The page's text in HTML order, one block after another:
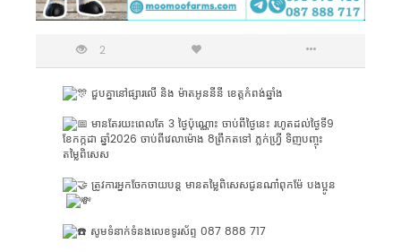
2
ជួបគ្នានៅផ្សារលេី និង​ ម៉ាតអូននីនី​ ខេត្តកំពង់ឆ្នាំង
​ មាន​តែរយះពេលតែ​ 3​ ថ្ងៃប៉ុណ្ណោះ​ ចាប់ពីថ្ងៃនេះ រហូត​ដល់​ថ្ងៃ​ទី​9​
ខែកក្កដា​ ឆ្នាំ​2026​ ចាប់ពីវេលា​ម៉ោង​ 8ព្រឹក​តទៅ​ ភ្លក់ហ្រ្វី ទិញបញ្ចុះ
តម្លៃពិសេស
ត្រូវការអ្នកចែកចាយបន្ត​ មាន​តម្លៃ​ពិសេស​ជូន​ណា៎ពុកម៉ែ​ បងប្អូន​
សូមទំនាក់ទំនងលេខទូរស័ព្ទ 087 888 717